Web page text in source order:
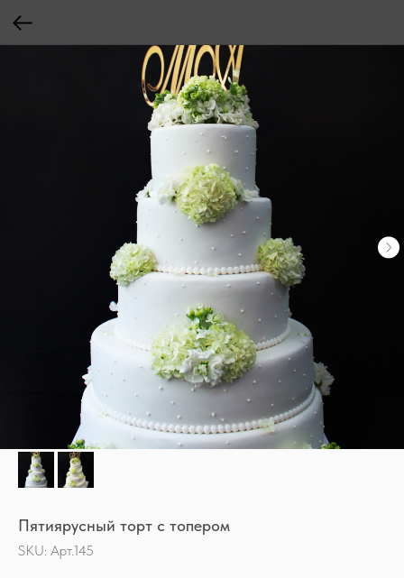
Пятиярусный торт с топером
SKU: Арт.145